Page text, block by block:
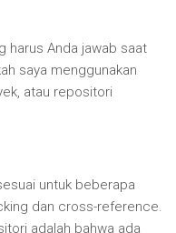
harus Anda jawab saat
saya menggunakan
atau repositori
untuk beberapa
dan cross-reference.
adalah bahwa ada